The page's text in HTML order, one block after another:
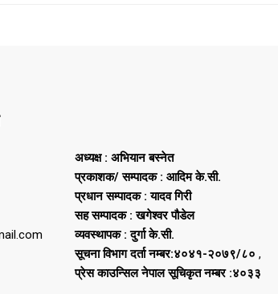
अध्यक्ष : अभियान बस्नेत
प्रकाशक/ सम्पादक : आदिम के.सी.
प्रधान सम्पादक : यादव गिरी
सह सम्पादक : खगेश्वर पौडेल
व्यवस्थापक : दुर्गा के.सी.
सूचना विभाग दर्ता नम्बर:४०४१-२०७९/८० ,
प्रेस काउन्सिल नेपाल सूचिकृत नम्बर :४०३३